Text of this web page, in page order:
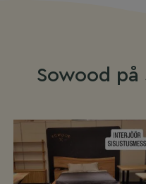
Sowood på